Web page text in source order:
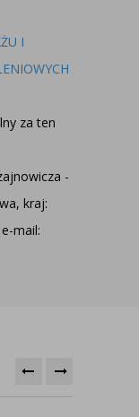
I
za ten
-
kraj:
mail: